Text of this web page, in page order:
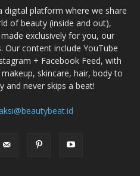
digital platform where we share
of beauty (inside and out),
exclusively for you, our
Our content include YouTube
+ Facebook Feed, with
skincare, hair, body to
and never skips a beat!